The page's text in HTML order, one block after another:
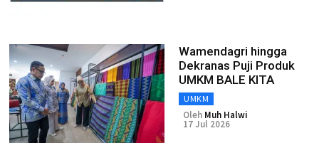
Wamendagri hingga
Dekranas Puji Produk
UMKM BALE KITA
UMKM
Oleh Muh Halwi
17 Jul 2026